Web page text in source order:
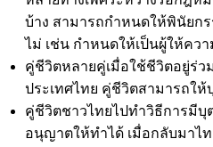
บ้าง สามารถกำหนดให้พินัยก
ไม่ เช่น กำหนดให้เป็นผู้ให้ค
คู่ชีวิตหลายคู่เมื่อใช้ชีวิตอยู่ร่
ประเทศไทย คู่ชีวิตสามารถใ
คู่ชีวิตชาวไทยไปทำวิธีการมีบุ
อนุญาตให้ทำได้ เมื่อกลับมาไท